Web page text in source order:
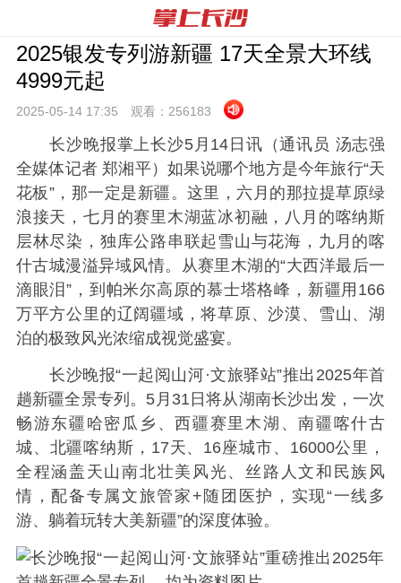
2025银发专列游新疆 17天全景大环线
4999元起
2025-05-14 17:35 观看： 256183
长沙晚报掌上长沙5月14日讯（通讯员 汤志强
全媒体记者 郑湘平）如果说哪个地方是今年旅行“天
花板”，那一定是新疆。这里，六月的那拉提草原绿
浪接天，七月的赛里木湖蓝冰初融，八月的喀纳斯
层林尽染，独库公路串联起雪山与花海，九月的喀
什古城漫溢异域风情。从赛里木湖的“大西洋最后一
滴眼泪”，到帕米尔高原的慕士塔格峰，新疆用166
万平方公里的辽阔疆域，将草原、沙漠、雪山、湖
泊的极致风光浓缩成视觉盛宴。
长沙晚报“一起阅山河·文旅驿站”推出2025年首
趟新疆全景专列。5月31日将从湖南长沙出发，一次
畅游东疆哈密瓜乡、西疆赛里木湖、南疆喀什古
城、北疆喀纳斯，17天、16座城市、16000公里，
全程涵盖天山南北壮美风光、丝路人文和民族风
情，配备专属文旅管家+随团医护，实现“一线多
游、躺着玩转大美新疆”的深度体验。